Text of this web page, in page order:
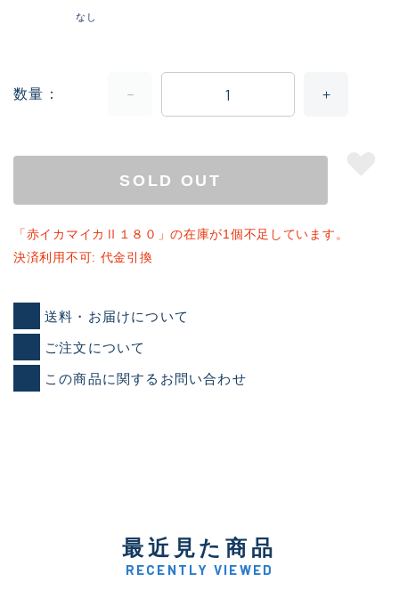
なし
数量
SOLD OUT
「赤イカマイカⅡ１８０」の在庫が1個不足しています。
決済利用不可: 代金引換
送料・お届けについて
ご注文について
この商品に関するお問い合わせ
最近見た商品
RECENTLY VIEWED